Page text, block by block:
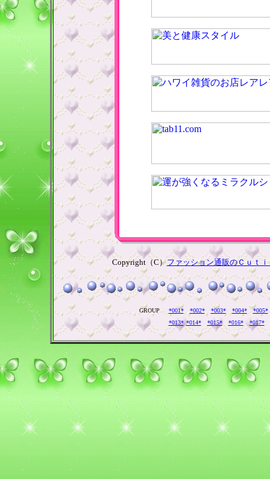
Copyright（C）ファッション通販のＣｕｔ
GROUP *001* *002* *003* *004*
*005*
*013* *014* *015* *016* *017*